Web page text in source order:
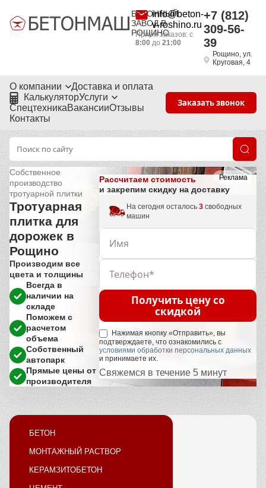
БЕТОННЫЙ
ЗАВОД В
РОЩИНО
info@beton-
v-roshino.ru
Приём заказов: с
8:00 до21:00
+7 (812)
309-56-
39
Рощино, ул.
Круговая, 4
О компании
Доставка и оплата
КалькуляторУслуги
СпецтехникаВакансииОтзывы
Контакты
Заказать звонок
Реклама
Собственное
производство
тротуарной плитки
Тротуарная
плитка для
дорожек в
Рощино
Производим все
цвета и толщины
Всегда в
наличии на
складе
Поможем с
расчетом
объема
Собственный
автопарк
Прямые цены от
производителя
Рассчитаем стоимость
и закрепим скидку на доставку
На сегодня осталось3 свободных
машин
Получить цену со
скидкой
Нажимая кнопку «Отправить», вы
подтверждаете, что ознакомились с
условиями обработки персональных данных
и принимаете их.
Свяжемся в течение 5 минут
БЕТОН
МОНТАЖНЫЙ РАСТВОР
КЕРАМЗИТОБЕТОН